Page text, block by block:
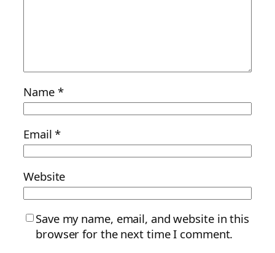
Name *
Email*
Website
Save my name, email, and website in this
browser for the next time I comment.